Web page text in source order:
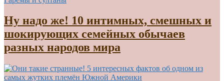
Ну надо же! 10 интимных, смешных и
шокирующих семейных обычаев
разных народов мира